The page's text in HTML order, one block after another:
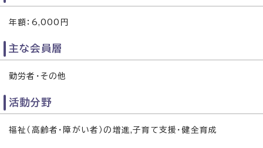
年額：6,000円
主な会員層
勤労者・その他
活動分野
福祉（高齢者・障がい者）の増進,子育て支援・健全育成